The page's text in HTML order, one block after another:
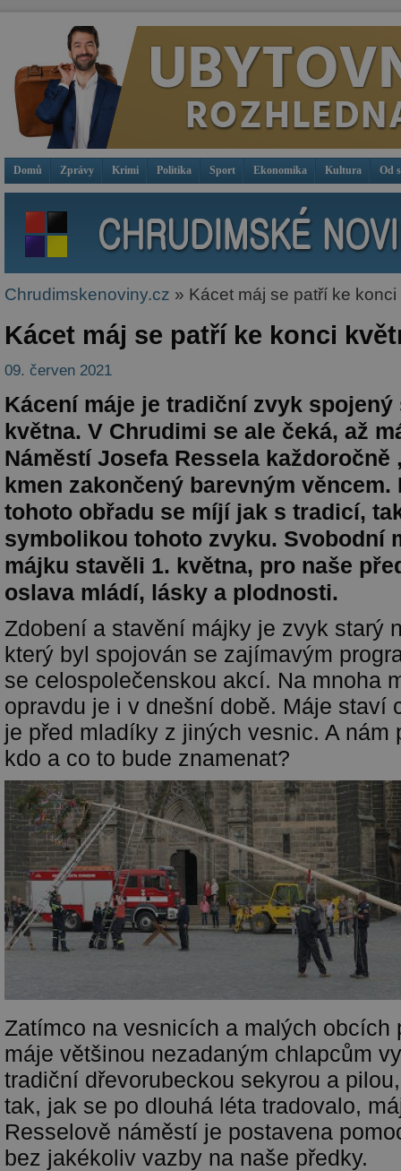
Domů Zprávy Krimi Politika Sport Ekonomika Kultura Od
Chrudimskenoviny.cz » Kácet máj se patří ke
Kácet máj se patří ke konci
09. červen 2021
Kácení máje je tradiční zvyk spojený
května. V Chrudimi se ale čeká, až
Náměstí Josefa Ressela
kmen zakončený barevným
tohoto obřadu se míjí jak s tradicí,
symbolikou tohoto zvyku. Svobodní
májku stavěli 1. května, pro naše
oslava mládí, lásky a plodnosti.
Zdobení a stavění májky je zvyk starý
který byl spojován se zajímavým
se celospolečenskou akcí. Na mnoha
opravdu je i v dnešní době. Máje staví
je před mladíky z jiných vesnic. A nám
kdo a co to bude znamenat?
Zatímco na vesnicích a malých obcích
máje většinou nezadaným chlapcům
tradiční dřevorubeckou sekyrou a
tak, jak se po dlouhá léta tradovalo,
Resselově náměstí je postavena
bez jakékoliv vazby na naše předky.